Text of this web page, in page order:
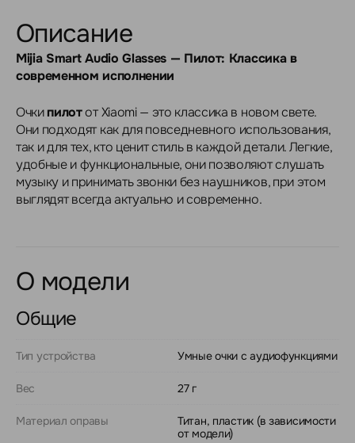
Описание
Mijia Smart Audio Glasses — Пилот: Классика в
современном исполнении
Очкипилотот Xiaomi — это классика в новом свете.
Они подходят как для повседневного использования,
так и для тех, кто ценит стиль в каждой детали. Легкие,
удобные и функциональные, они позволяют слушать
музыку и принимать звонки без наушников, при этом
выглядят всегда актуально и современно.
О модели
Общие
Тип устройства Умные очки с аудиофункциями
Вес 27 г
Материал оправы
Титан, пластик (в зависимости
от модели)